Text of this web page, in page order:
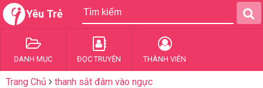
Yêu Trẻ
DANH MỤC ĐỌC TRUYỆN THÀNH VIÊN
Trang Chủ thanh sắt đâm vào ngực